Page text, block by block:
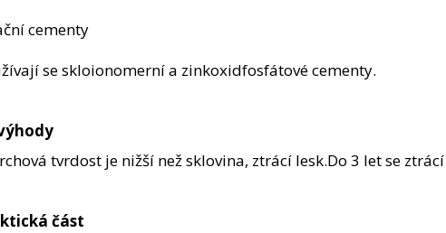
cementy
se skloionomerní a zinkoxidfosfátové cementy.
tvrdost je nižší než sklovina, ztrácí lesk.Do 3 let se
část